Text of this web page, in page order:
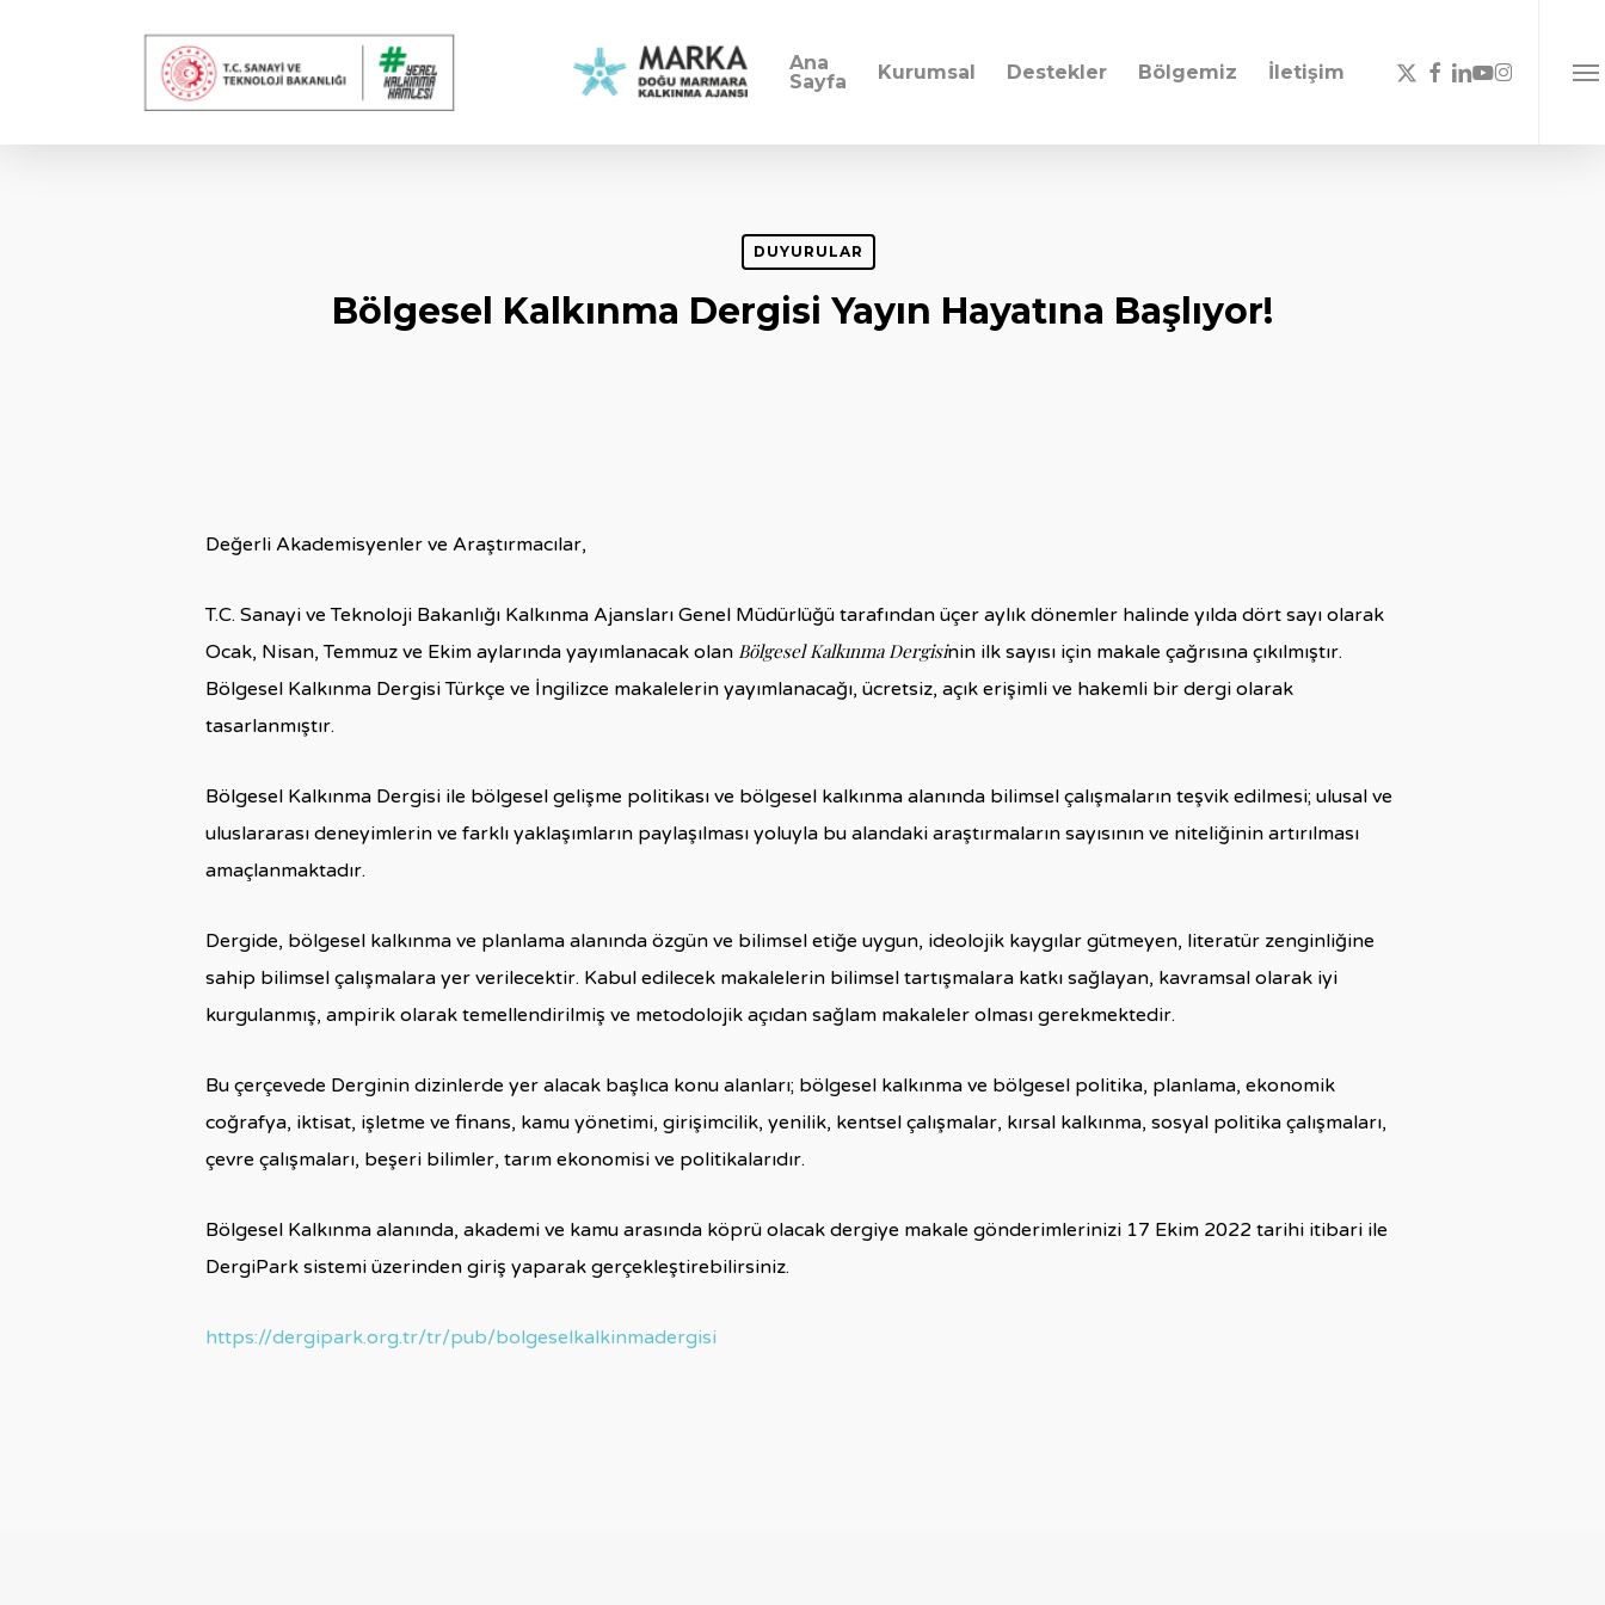
Ana
Sayfa
Kurumsal Destekler Bölgemiz İletişim
x-
twitter
facebook
linkedin
youtube
instagram
DUYURULAR
Bölgesel Kalkınma Dergisi Yayın Hayatına Başlıyor!
Değerli Akademisyenler ve Araştırmacılar,
T.C. Sanayi ve Teknoloji Bakanlığı Kalkınma Ajansları Genel Müdürlüğü tarafından üçer aylık dönemler halinde yılda dört sayı olarak
Ocak, Nisan, Temmuz ve Ekim aylarında yayımlanacak olan Bölgesel Kalkınma Dergisinin ilk sayısı için makale çağrısına çıkılmıştır.
Bölgesel Kalkınma Dergisi Türkçe ve İngilizce makalelerin yayımlanacağı, ücretsiz, açık erişimli ve hakemli bir dergi olarak
tasarlanmıştır.
Bölgesel Kalkınma Dergisi ile bölgesel gelişme politikası ve bölgesel kalkınma alanında bilimsel çalışmaların teşvik edilmesi; ulusal ve
uluslararası deneyimlerin ve farklı yaklaşımların paylaşılması yoluyla bu alandaki araştırmaların sayısının ve niteliğinin artırılması
amaçlanmaktadır.
Dergide, bölgesel kalkınma ve planlama alanında özgün ve bilimsel etiğe uygun, ideolojik kaygılar gütmeyen, literatür zenginliğine
sahip bilimsel çalışmalara yer verilecektir. Kabul edilecek makalelerin bilimsel tartışmalara katkı sağlayan, kavramsal olarak iyi
kurgulanmış, ampirik olarak temellendirilmiş ve metodolojik açıdan sağlam makaleler olması gerekmektedir.
Bu çerçevede Derginin dizinlerde yer alacak başlıca konu alanları; bölgesel kalkınma ve bölgesel politika, planlama, ekonomik
coğrafya, iktisat, işletme ve finans, kamu yönetimi, girişimcilik, yenilik, kentsel çalışmalar, kırsal kalkınma, sosyal politika çalışmaları,
çevre çalışmaları, beşeri bilimler, tarım ekonomisi ve politikalarıdır.
Bölgesel Kalkınma alanında, akademi ve kamu arasında köprü olacak dergiye makale gönderimlerinizi 17 Ekim 2022 tarihi itibari ile
DergiPark sistemi üzerinden giriş yaparak gerçekleştirebilirsiniz.
https://dergipark.org.tr/tr/pub/bolgeselkalkinmadergisi